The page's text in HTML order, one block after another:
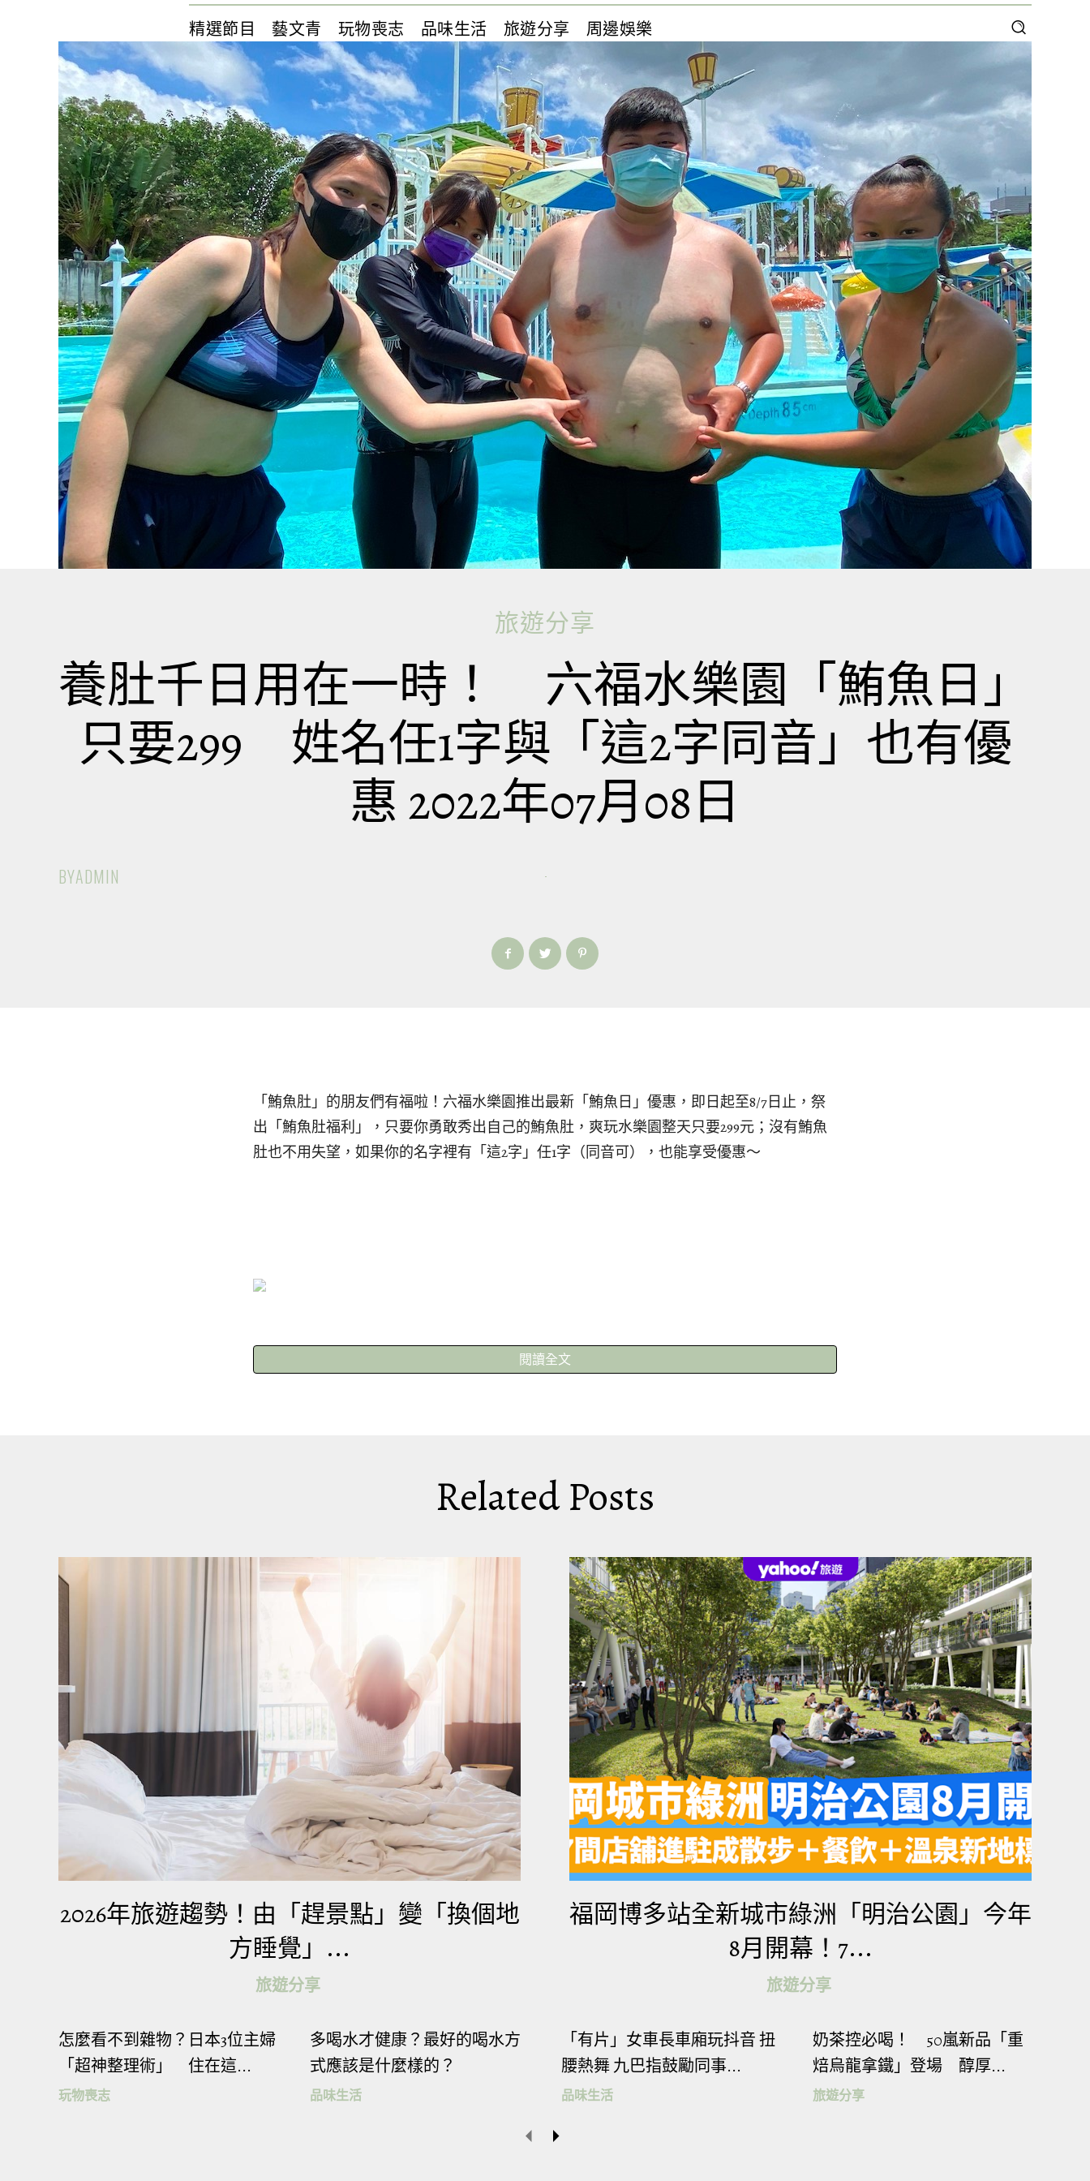
精選節目 藝文青 玩物喪志 品味生活 旅遊分享 周邊娛樂
旅遊分享
養肚千日用在一時！ 六福水樂園「鮪魚日」
只要299 姓名任1字與「這2字同音」也有優
惠 2022年07月08日
BYADMIN
「鮪魚肚」的朋友們有福啦！六福水樂園推出最新「鮪魚日」優惠，即日起至8/7日止，祭
出「鮪魚肚福利」，只要你勇敢秀出自己的鮪魚肚，爽玩水樂園整天只要299元；沒有鮪魚
肚也不用失望，如果你的名字裡有「這2字」任1字（同音可），也能享受優惠～
▼夏天就是要玩水！只要你有「鮪魚肚」，即日起到8/7日止，去六福水樂園爽玩一整天只
證，不要害羞，勇敢秀出自己的鮪魚肚吧～
（圖片來源：六福村 提供）
▼六福水樂園為歡慶10週年，除了「鮪魚肚」，姓名含「鮪魚」任一字（同音可），也能享
水樂園優惠價299元，購票時出示身分證或健保卡，符合條件就能去六福水樂園清涼一夏！
遊購票網站強強聯手，推出平日限定北/中部出發直達六福村的專屬共乘接駁，每人來回最
閱讀全文
Related Posts
2026年旅遊趨勢！由「趕景點」變「換個地
方睡覺」...
旅遊分享
福岡博多站全新城市綠洲「明治公園」今年
8月開幕！7...
旅遊分享
怎麼看不到雜物？日本3位主婦
「超神整理術」 住在這...
玩物喪志
多喝水才健康？最好的喝水方
式應該是什麼樣的？
品味生活
「有片」女車長車廂玩抖音 扭
腰熱舞 九巴指鼓勵同事...
品味生活
奶茶控必喝！ 50嵐新品「重
焙烏龍拿鐵」登場 醇厚...
旅遊分享